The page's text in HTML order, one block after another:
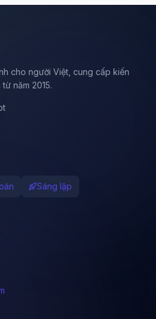
cho người Việt, cung cấp kiến
năm 2015.
Sáng lập